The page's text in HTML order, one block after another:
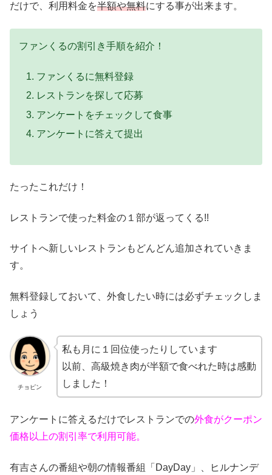
だけで、利用料金を半額や無料にする事が出来ます。
ファンくるの割引き手順を紹介！
ファンくるに無料登録
レストランを探して応募
アンケートをチェックして食事
アンケートに答えて提出
たったこれだけ！
レストランで使った料金の１部が返ってくる!!
サイトへ新しいレストランもどんどん追加されていきま
す。
無料登録しておいて、外食したい時には必ずチェックしま
しょう
チョピン
私も月に１回位使ったりしています
以前、高級焼き肉が半額で食べれた時は感動
しました！
アンケートに答えるだけでレストランでの外食がクーポン
価格以上の割引率で利用可能。
有吉さんの番組や朝の情報番組「DayDay」、ヒルナンデ